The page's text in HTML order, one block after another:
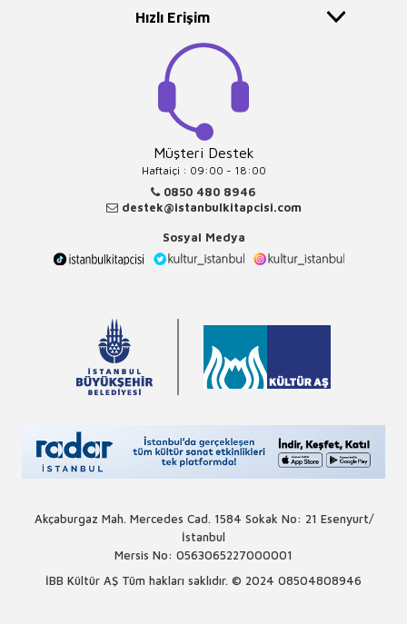
Hızlı Erişim
Müşteri Destek
Haftaiçi : 09:00 - 18:00
0850 480 8946
destek@istanbulkitapcisi.com
Sosyal Medya
Akçaburgaz Mah. Mercedes Cad. 1584 Sokak No: 21 Esenyurt/
İstanbul
Mersis No: 0563065227000001
İBB Kültür AŞ Tüm hakları saklıdır. © 2024 08504808946